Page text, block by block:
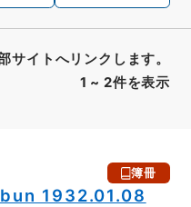
1 ~ 2件を表示
サイトへリンクします。
簿冊
1932.01.08